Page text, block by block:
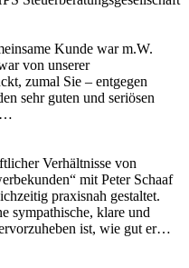
Kunde war m.W.
von unserer
zumal Sie – entgegen
sehr guten und seriösen
Verhältnisse von
mit Peter Schaaf
praxisnah gestaltet.
sympathische, klare und
ist, wie gut er…